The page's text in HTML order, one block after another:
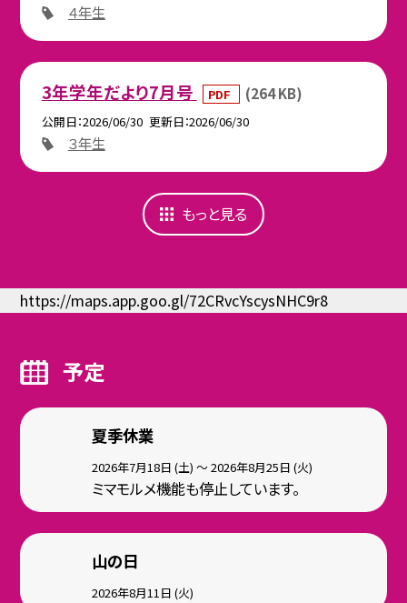
４年生
3年学年だより7月号 PDF (264 KB)
公開日 2026/06/30 更新日 2026/06/30
３年生
もっと見る
https://maps.app.goo.gl/72CRvcYscysNHC9r8
予定
夏季休業
2026年7月18日 (土) ～ 2026年8月25日 (火)
ミマモルメ機能も停止しています。
山の日
2026年8月11日 (火)